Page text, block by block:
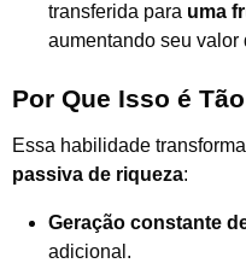
transferida para uma
aumentando seu valor
Por Que Isso é
Essa habilidade
passiva de riqueza:
Geração constante
adicional.